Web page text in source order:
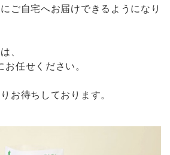
ご自宅へお届けできるようになり
、
お任せください。
お待ちしております。